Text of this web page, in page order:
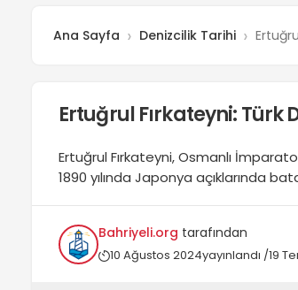
Ana Sayfa Denizcilik Tarihi
Ertuğrul Fırkateyni: Türk
Ertuğrul Fırkateyni, Osmanlı
1890 yılında Japonya açıklarında
Bahriyeli.org tarafından
10 Ağustos 2024yayınlandı /19